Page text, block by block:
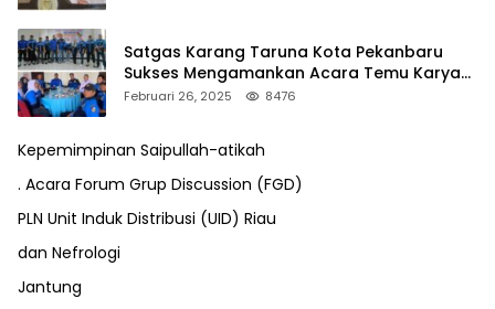
Satgas Karang Taruna Kota Pekanbaru
Sukses Mengamankan Acara Temu Karya
VII Karang Taruna Pekanbaru
Februari 26, 2025 8476
Kepemimpinan Saipullah-atikah
. Acara Forum Grup Discussion (FGD)
PLN Unit Induk Distribusi (UID) Riau
dan Nefrologi
Jantung